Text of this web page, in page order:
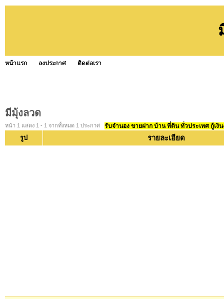
หน้าแรก ลงประกาศ ติดต่อเรา
มีมุ้งลวด
หน้า 1 แสดง 1 - 1 จากทั้งหมด 1 ประกาศ รับจำนอง ขายฝาก บ้าน ที่ดิน ทั่วประเทศ กู้เงิ
รูป รายละเอียด